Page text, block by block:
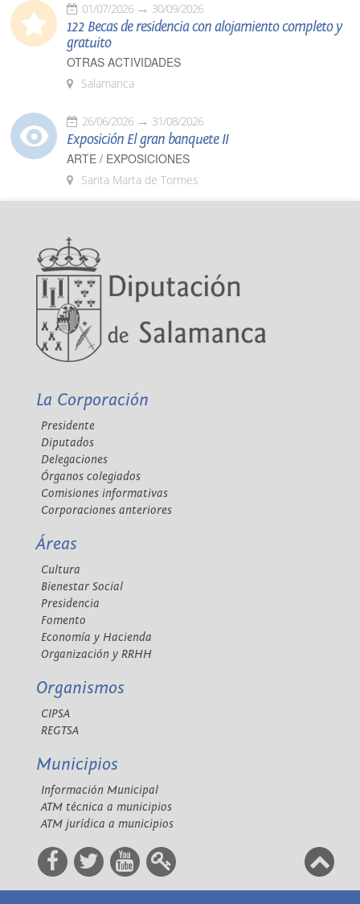
01/07/2026 30/09/2026
122 Becas de residencia con alojamiento completo y
gratuito
OTRAS ACTIVIDADES
Salamanca
26/06/2026 31/08/2026
Exposición El gran banquete II
ARTE / EXPOSICIONES
Santa Marta de Tormes
La Corporación
Presidente
Diputados
Delegaciones
Órganos colegiados
Comisiones informativas
Corporaciones anteriores
Áreas
Cultura
Bienestar Social
Presidencia
Fomento
Economía y Hacienda
Organización y RRHH
Organismos
CIPSA
REGTSA
Municipios
Información Municipal
ATM técnica a municipios
ATM jurídica a municipios